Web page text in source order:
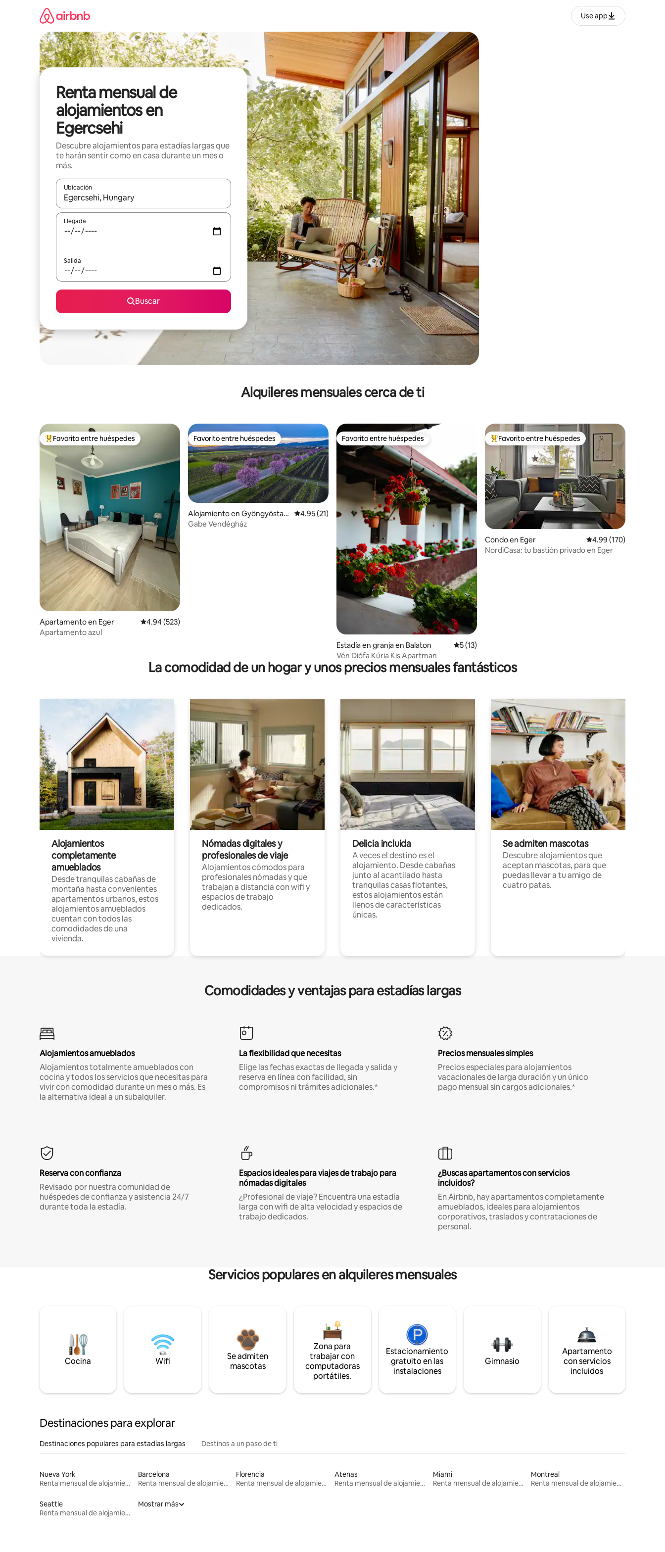
Use app
Renta mensual de
alojamientos en
Egercsehi
Descubre alojamientos para estadías largas que
te harán sentir como en casa durante un mes o
más.
Ubicación
Cuando los resultados estén disponibles, navega con las teclas de flecha hacia arriba y hacia abajo o explora con el tacto o desliza el dedo.
Llegada
Salida
Buscar
Alquileres mensuales cerca de ti
Favorito entre huéspedes preferido
Favorito entre huéspedes
Apartamento en Eger Calificación promedio: 4.94 de 5, 523 reseñas
4.94 (523)
Apartamento azul
Favorito entre huéspedes
Favorito entre huéspedes
Alojamiento en Gyöngyöstarj
án
Calificación promedio: 4.95 de 5, 21 reseñas
4.95 (21)
Gabe Vendégház
Favorito entre huéspedes
Favorito entre huéspedes
Estadía en granja en Balaton Calificación promedio: 5 de 5, 13 reseñas
5 (13)
Vén Diófa Kúria Kis Apartman
Favorito entre huéspedes preferido
Favorito entre huéspedes
Condo en Eger Calificación promedio:
4.99 (170)
NordiCasa: tu bastión privado en Eger
La comodidad de un hogar y unos precios mensuales fantásticos
Alojamientos
completamente
amueblados
Desde tranquilas cabañas de
montaña hasta convenientes
apartamentos urbanos, estos
alojamientos amueblados
cuentan con todos las
comodidades de una
vivienda.
Nómadas digitales y
profesionales de viaje
Alojamientos cómodos para
profesionales nómadas y que
trabajan a distancia con wifi y
espacios de trabajo
dedicados.
Delicia incluida
A veces el destino es el
alojamiento. Desde cabañas
junto al acantilado hasta
tranquilas casas flotantes,
estos alojamientos están
llenos de características
únicas.
Se admiten mascotas
Descubre alojamientos que
aceptan mascotas, para que
puedas llevar a tu amigo de
cuatro patas.
Comodidades y ventajas para estadías largas
Alojamientos amueblados
Alojamientos totalmente amueblados con
cocina y todos los servicios que necesitas para
vivir con comodidad durante un mes o más. Es
la alternativa ideal a un subalquiler.
La flexibilidad que necesitas
Elige las fechas exactas de llegada y salida y
reserva en línea con facilidad, sin
compromisos ni trámites adicionales.*
Precios mensuales simples
Precios especiales para alojamientos
vacacionales de larga duración y un único
pago mensual sin cargos adicionales.*
Reserva con confianza
Revisado por nuestra comunidad de
huéspedes de confianza y asistencia 24/7
durante toda la estadía.
Espacios ideales para viajes de trabajo para
nómadas digitales
¿Profesional de viaje? Encuentra una estadía
larga con wifi de alta velocidad y espacios de
trabajo dedicados.
¿Buscas apartamentos con servicios
incluidos?
En Airbnb, hay apartamentos completamente
amueblados, ideales para alojamientos
corporativos, traslados y contrataciones de
personal.
Servicios populares en alquileres mensuales
Cocina Wifi
Se admiten
mascotas
Zona para
trabajar con
computadoras
portátiles.
Estacionamiento
gratuito en las
instalaciones
Gimnasio
Apartamento
con servicios
incluidos
Destinaciones para explorar
Destinaciones populares para estadías largas Destinos a un paso de ti
Nueva York
Renta mensual de alojamientos
Barcelona
Renta mensual de alojamientos
Florencia
Renta mensual de alojamientos
Atenas
Renta mensual de alojamientos
Miami
Renta mensual de alojamientos
Montreal
Renta mensual de alojamientos
Seattle
Renta mensual de alojamientos
Mostrar más